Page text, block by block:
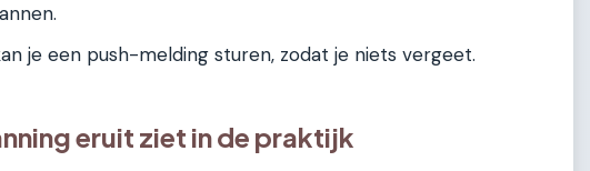
je een push-melding sturen, zodat je niets vergeet.
eruit ziet in de praktijk